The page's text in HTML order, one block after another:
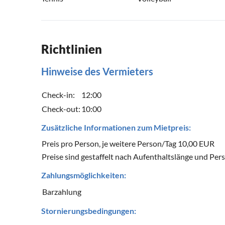
Richtlinien
Hinweise des Vermieters
Check-in:
12:00
Check-out: 10:00
Zusätzliche Informationen zum Mietpreis:
Preis pro Person, je weitere Person/Tag 10,00 EUR
Preise sind gestaffelt nach Aufenthaltslänge und
Zahlungsmöglichkeiten:
Barzahlung
Stornierungsbedingungen: